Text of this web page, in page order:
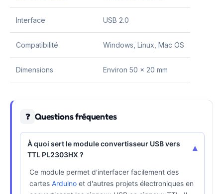
Interface USB 2.0
Compatibilité Windows, Linux, Mac OS
Dimensions Environ 50 x 20 mm
❓ Questions fréquentes
À quoi sert le module convertisseur USB vers
TTL PL2303HX ?
▾
Ce module permet d'interfacer facilement des
cartes Arduino et d'autres projets électroniques en